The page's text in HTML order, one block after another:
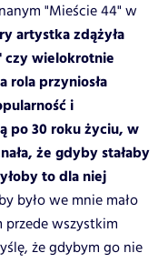
"Mieście 44" w
artystka zdążyła
czy wielokrotnie
rola przyniosła
i
po 30 roku życiu, w
że gdyby stałaby
to dla niej
było we mnie mało
przede wszystkim
że gdybym go nie